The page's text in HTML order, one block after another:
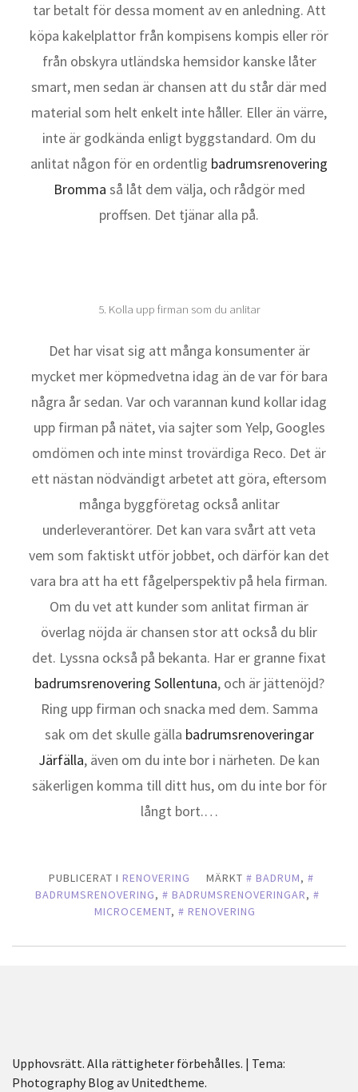
tar betalt för dessa moment av en anledning. Att
köpa kakelplattor från kompisens kompis eller rör
från obskyra utländska hemsidor kanske låter
smart, men sedan är chansen att du står där med
material som helt enkelt inte håller. Eller än värre,
inte är godkända enligt byggstandard. Om du
anlitat någon för en ordentlig badrumsrenovering
Bromma så låt dem välja, och rådgör med
proffsen. Det tjänar alla på.
5. Kolla upp firman som du anlitar
Det har visat sig att många konsumenter är
mycket mer köpmedvetna idag än de var för bara
några år sedan. Var och varannan kund kollar idag
upp firman på nätet, via sajter som Yelp, Googles
omdömen och inte minst trovärdiga Reco. Det är
ett nästan nödvändigt arbetet att göra, eftersom
många byggföretag också anlitar
underleverantörer. Det kan vara svårt att veta
vem som faktiskt utför jobbet, och därför kan det
vara bra att ha ett fågelperspektiv på hela firman.
Om du vet att kunder som anlitat firman är
överlag nöjda är chansen stor att också du blir
det. Lyssna också på bekanta. Har er granne fixat
badrumsrenovering Sollentuna, och är jättenöjd?
Ring upp firman och snacka med dem. Samma
sak om det skulle gälla badrumsrenoveringar
Järfälla, även om du inte bor i närheten. De kan
säkerligen komma till ditt hus, om du inte bor för
långt bort.…
PUBLICERAT I RENOVERING MÄRKT BADRUM,
BADRUMSRENOVERING, BADRUMSRENOVERINGAR,
MICROCEMENT, RENOVERING
Upphovsrätt. Alla rättigheter förbehålles. | Tema:
Photography Blog avUnitedtheme.